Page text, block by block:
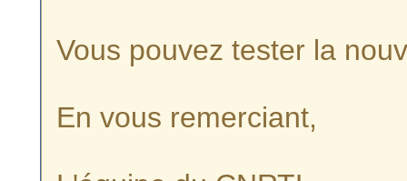
Vous pouvez tester la
En vous remerciant,